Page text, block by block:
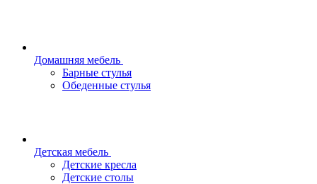
Домашняя мебель
Барные стулья
Обеденные стулья
Детская мебель
Детские кресла
Детские столы